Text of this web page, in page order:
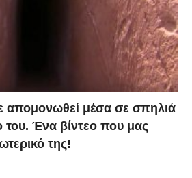
απομονωθεί μέσα σε σπηλιά
του. Ένα βίντεο που μας
της!